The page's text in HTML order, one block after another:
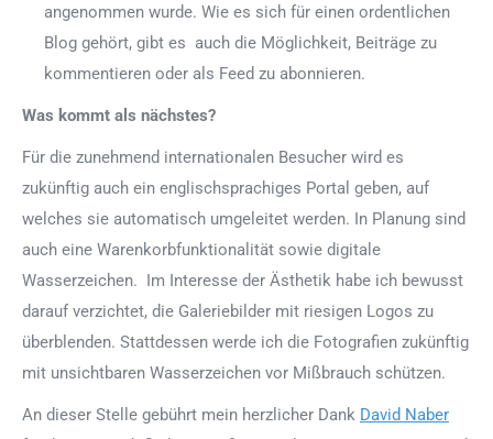
angenommen wurde. Wie es sich für einen ordentlichen
Blog gehört, gibt es auch die Möglichkeit, Beiträge zu
kommentieren oder als Feed zu abonnieren.
Was kommt als nächstes?
Für die zunehmend internationalen Besucher wird es
zukünftig auch ein englischsprachiges Portal geben, auf
welches sie automatisch umgeleitet werden. In Planung sind
auch eine Warenkorbfunktionalität sowie digitale
Wasserzeichen. Im Interesse der Ästhetik habe ich bewusst
darauf verzichtet, die Galeriebilder mit riesigen Logos zu
überblenden. Stattdessen werde ich die Fotografien zukünftig
mit unsichtbaren Wasserzeichen vor Mißbrauch schützen.
An dieser Stelle gebührt mein herzlicher Dank David Naber